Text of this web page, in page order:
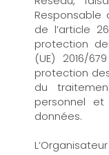
de l’article
protection
(UE) 2016/
protection
du
personnel
données.